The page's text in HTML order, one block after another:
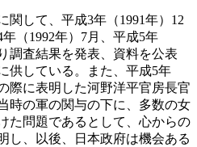
して、平成3年（1991年）12
（1992年）7月、平成5年
調査結果を発表、資料を公表
供している。また、平成5年
際に表明した河野洋平官房長官
時の軍の関与の下に、多数の女
た問題であるとして、心からの
し、以後、日本政府は機会ある